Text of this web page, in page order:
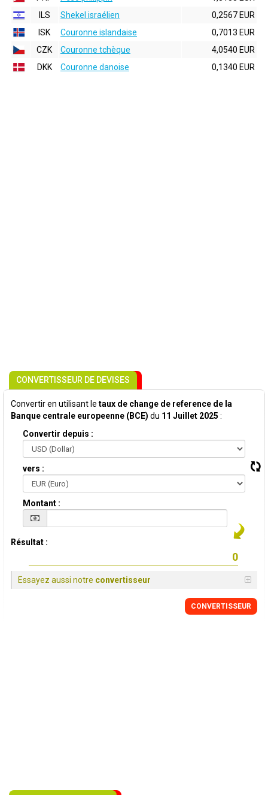
ILS
Shekel israélien
0,2567 EUR
ISK
Couronne islandaise
0,7013 EUR
CZK
Couronne tchèque
4,0540 EUR
DKK
Couronne danoise 0,1340 EUR
CONVERTISSEUR DE DEVISES
Convertir en utilisant le taux de change de reference de la
Banque centrale europeenne (BCE) du 11 Juillet 2025 :
Convertir depuis :
vers :
Montant :
Résultat :
Essayez aussi notre convertisseur
CONVERTISSEUR